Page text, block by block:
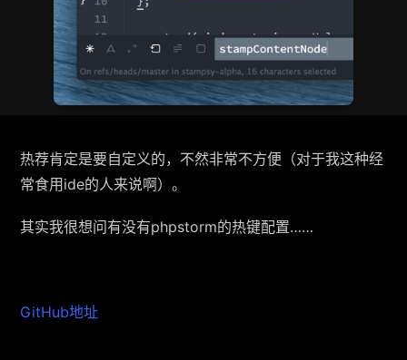
热荐肯定是要自定义的，不然非常不方便（对于我这种经
常食用ide的人来说啊）。
其实我很想问有没有phpstorm的热键配置……
GitHub地址